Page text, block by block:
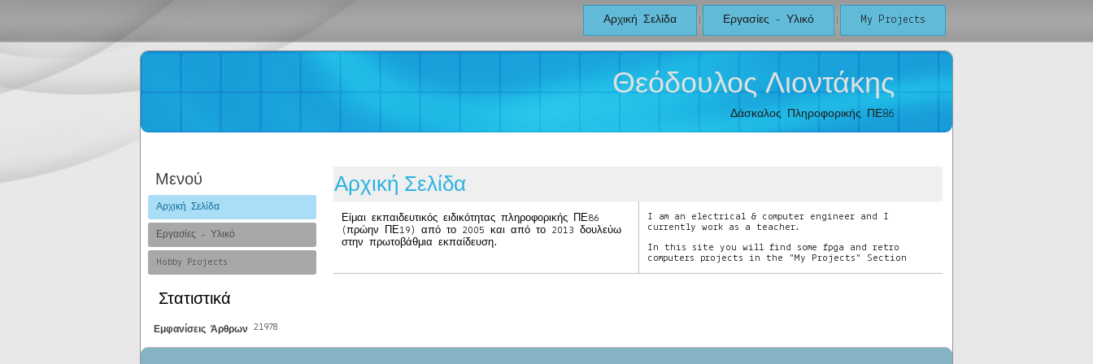
Αρχική Σελίδα Εργασίες - Υλικό My Projects
Θεόδουλος Λιοντάκης
Δάσκαλος Πληροφορικής ΠΕ86
Μενού
Αρχική Σελίδα
Εργασίες - Υλικό
Hobby Projects
Στατιστικά
Εμφανίσεις Άρθρων 21978
Αρχική Σελίδα
Είμαι εκπαιδευτικός ειδικότητας πληροφορικής ΠΕ86
(πρώην ΠΕ19) από το 2005 και από το 2013 δουλεύω
στην πρωτοβάθμια εκπαίδευση.
I am an electrical & computer engineer and I
currently work as a teacher.
In this site you will find some fpga and retro
computers projects in the "My Projects" Section